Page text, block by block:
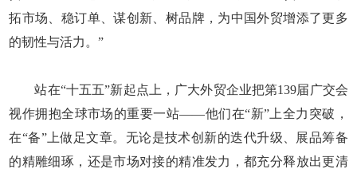
拓市场、稳订单、谋创新、树品牌，为中国外贸增添了更多
的韧性与活力。”
站在“十五五”新起点上，广大外贸企业把第139届广交会
视作拥抱全球市场的重要一站——他们在“新”上全力突破，
在“备”上做足文章。无论是技术创新的迭代升级、展品筹备
的精雕细琢，还是市场对接的精准发力，都充分释放出更清